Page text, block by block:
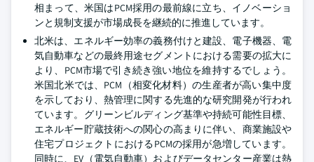
相まって、米国はPCM採用の最前線に立ち、イノベーショ
ンと規制支援が市場成長を継続的に推進しています。
北米は、エネルギー効率の義務付けと建設、電子機器、電
気自動車などの最終用途セグメントにおける需要の拡大に
より、PCM市場で引き続き強い地位を維持するでしょう。
米国北米では、PCM（相変化材料）の生産者が高い集中度
を示しており、熱管理に関する先進的な研究開発が行われ
ています。グリーンビルディング基準や持続可能性目標、
エネルギー貯蔵技術への関心の高まりに伴い、商業施設や
住宅プロジェクトにおけるPCMの採用が急増しています。
同時に、EV（電気自動車）およびデータセンター産業は熱